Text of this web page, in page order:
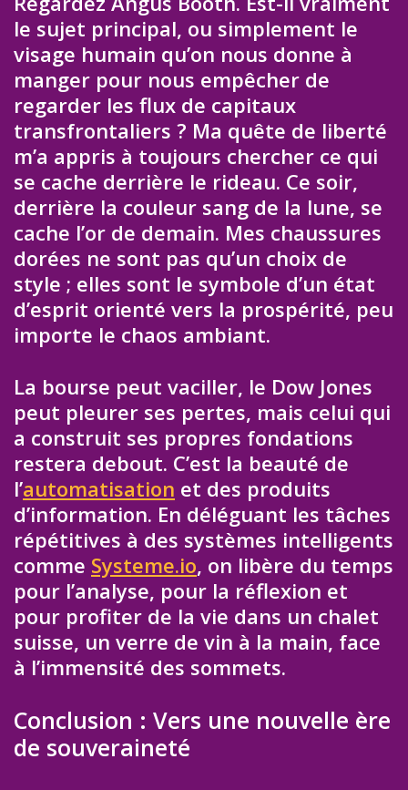
le sujet principal, ou simplement le
visage humain qu’on nous donne à
manger pour nous empêcher de
regarder les flux de capitaux
transfrontaliers ? Ma quête de liberté
m’a appris à toujours chercher ce qui
se cache derrière le rideau. Ce soir,
derrière la couleur sang de la lune, se
cache l’or de demain. Mes chaussures
dorées ne sont pas qu’un choix de
style ; elles sont le symbole d’un état
d’esprit orienté vers la prospérité, peu
importe le chaos ambiant.
La bourse peut vaciller, le Dow Jones
peut pleurer ses pertes, mais celui qui
a construit ses propres fondations
restera debout. C’est la beauté de
l’automatisation et des produits
d’information. En déléguant les tâches
répétitives à des systèmes intelligents
comme Systeme.io, on libère du temps
pour l’analyse, pour la réflexion et
pour profiter de la vie dans un chalet
suisse, un verre de vin à la main, face
à l’immensité des sommets.
Conclusion : Vers une nouvelle ère
de souveraineté